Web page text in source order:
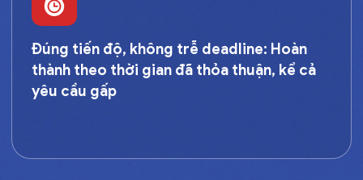
Đúng tiến độ, không trễ deadline: Hoàn
thành theo thời gian đã thỏa thuận, kể cả
yêu cầu gấp